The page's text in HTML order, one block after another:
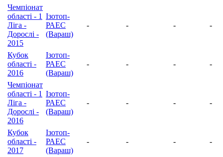
Чемпіонат
області - 1
Ліга -
Дорослі -
2015
Ізотоп-
РАЕС
(Вараш)
- - - -
Кубок
області -
2016
Ізотоп-
РАЕС
(Вараш)
- - - -
Чемпіонат
області - 1
Ліга -
Дорослі -
2016
Ізотоп-
РАЕС
(Вараш)
- - - -
Кубок
області -
2017
Ізотоп-
РАЕС
(Вараш)
- - - -